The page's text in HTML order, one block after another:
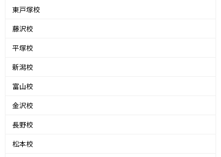
東戸塚校
藤沢校
平塚校
新潟校
富山校
金沢校
長野校
松本校